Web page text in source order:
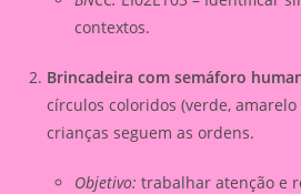
contextos.
Brincadeira com semáforo
círculos coloridos (verde, amarelo
crianças seguem as ordens.
Objetivo: trabalhar atenção e